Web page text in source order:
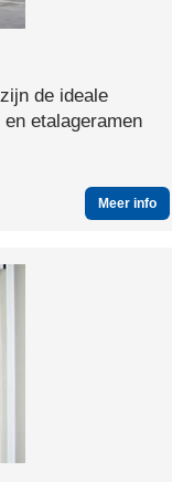
de ideale
etalageramen
Meer info